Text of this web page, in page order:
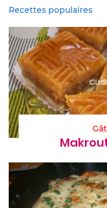
Recettes populaires